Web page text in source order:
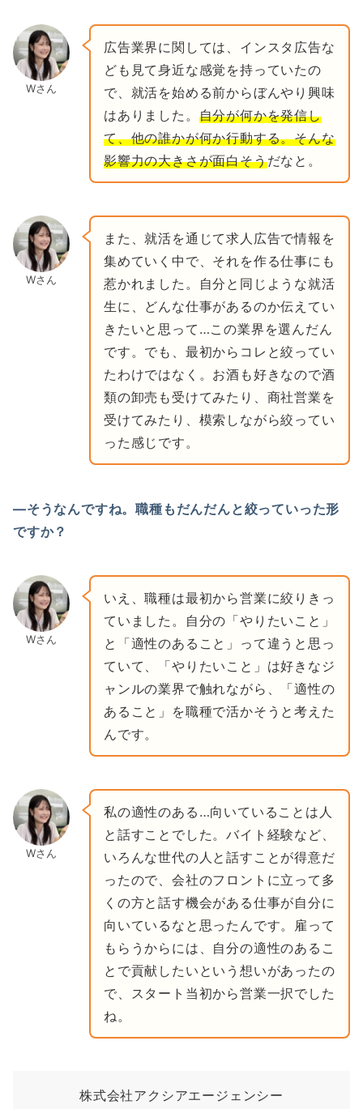
Wさん
広告業界に関しては、インスタ広告な
ども見て身近な感覚を持っていたの
で、就活を始める前からぼんやり興味
はありました。 自分が何かを発信し
て、他の誰かが何か行動する。そんな
影響力の大きさが面白そうだなと。
Wさん
また、就活を通じて求人広告で情報を
集めていく中で、それを作る仕事にも
惹かれました。自分と同じような就活
生に、どんな仕事があるのか伝えてい
きたいと思って…この業界を選んだん
です。でも、最初からコレと絞ってい
たわけではなく。お酒も好きなので酒
類の卸売も受けてみたり、商社営業を
受けてみたり、模索しながら絞ってい
った感じです。
―そうなんですね。職種もだんだんと絞っていった形
ですか？
Wさん
いえ、職種は最初から営業に絞りきっ
ていました。自分の「やりたいこと」
と「適性のあること」って違うと思っ
ていて、「やりたいこと」は好きなジ
ャンルの業界で触れながら、「適性の
あること」を職種で活かそうと考えた
んです。
Wさん
私の適性のある…向いていることは人
と話すことでした。バイト経験など、
いろんな世代の人と話すことが得意だ
ったので、会社のフロントに立って多
くの方と話す機会がある仕事が自分に
向いているなと思ったんです。雇って
もらうからには、自分の適性のあるこ
とで貢献したいという想いがあったの
で、スタート当初から営業一択でした
ね。
株式会社アクシアエージェンシー